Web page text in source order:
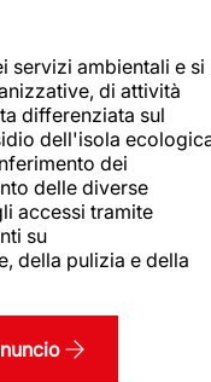
servizi ambientali e si
di attività
differenziata sul
dell'isola
dei
delle diverse
accessi tramite
su
della pulizia e della